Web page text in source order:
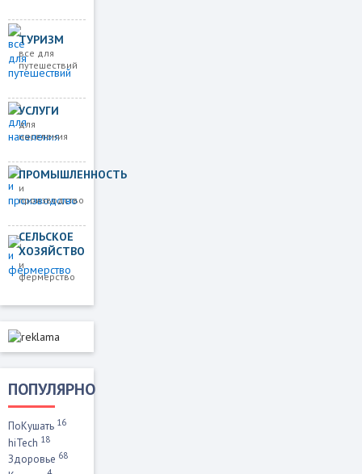
ТУРИЗМ
все для
путешествий
УСЛУГИ
для
населения
ПРОМЫШЛЕННОСТЬ
и
производство
СЕЛЬСКОЕ
ХОЗЯЙСТВО
и
фермерство
ПОПУЛЯРНО
ПоКушать 16
hiTech 18
Здоровье 68